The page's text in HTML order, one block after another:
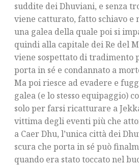
suddite dei Dhuviani, e senza
viene catturato, fatto schiavo e
una galea della quale poi si
quindi alla capitale dei Re del
viene sospettato di tradimento
porta in sé e condannato a
Ma poi riesce ad evadere e
galea (e lo stesso equipaggio)
solo per farsi ricatturare a
vittima degli eventi più che
a Caer Dhu, l’unica città dei
scura che porta in sé può
quando era stato toccato nel